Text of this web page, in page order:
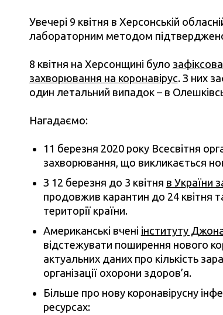
Увечері 9 квітня в Херсонській
лабораторним методом
8 квітня на Херсонщині було
захворювання на коронавірус. З них
один летальний випадок – в
Нагадаємо:
11 березня 2020 року Всесвітня
захворювання, що викликається
З 12 березня до 3 квітня в України
продовжив карантин до 24 квітня
території країни.
Американські вчені інституту
відстежувати поширення нового
актуальних даних про кількість
організації охорони здоров’я.
Більше про нову коронавірусну
ресурсах: